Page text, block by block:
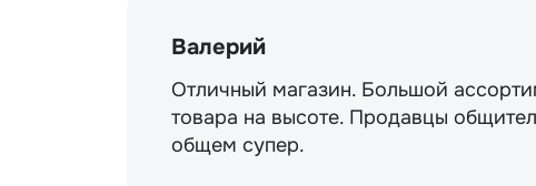
Валерий
Отличный магазин. Большой
товара на высоте. Продавцы
общем супер.